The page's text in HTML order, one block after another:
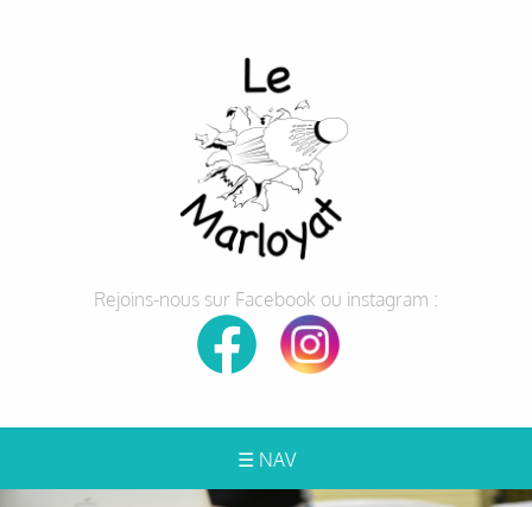
Rejoins-nous sur Facebook ou instagram :
☰ NAV